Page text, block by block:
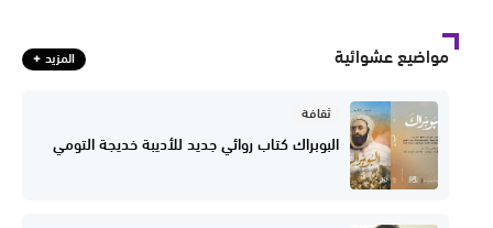
مواضيع عشوائية المزيد
ثقافة
البوبراك كتاب روائي جديد للأديبة خديجة التومي